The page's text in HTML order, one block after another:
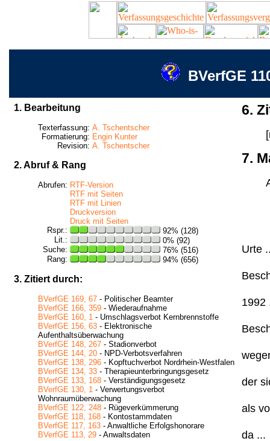
BVerfGE
1. Bearbeitung
Texterfassung: A. Tschentscher
Formatierung: Engin Kunter
Revision: A. Tschentscher
2. Abruf & Rang
Abrufen: RTF-Version
RTF mit Seiten
RTF mit Linien
Druckversion
Druck mit Seiten
Rspr.:
92% (128)
Lit.:
0% (92)
Suche:
76% (516)
Rang:
94% (656)
3. Zitiert durch:
BVerfGE 169, 67 - Politischer Beamter
BVerfGE 166, 359 - Wiederaufnahme
BVerfGE 160, 1 - Umschlagsverbot Kernbrennstoffe
BVerfGE 156, 63 - Elektronische
Aufenthaltsüberwachung
BVerfGE 148, 267 - Stadionverbot
BVerfGE 144, 20 - NPD-Verbotsverfahren
BVerfGE 138, 296 - Kopftuchverbot Nordrhein-Westfalen
BVerfGE 134, 33 - Therapieunterbringungsgesetz
BVerfGE 133, 168 - Verständigungsgesetz
BVerfGE 130, 1 - Verwertungsverbot
Wohnraumüberwachung
BVerfGE 122, 248 - Rügeverkümmerung
BVerfGE 118, 168 - Kontostammdaten
BVerfGE 117, 163 - Anwaltliche Erfolgshonorare
BVerfGE 113, 29 - Anwaltsdaten
6.
7.
Urte
1992
der
als
da ...